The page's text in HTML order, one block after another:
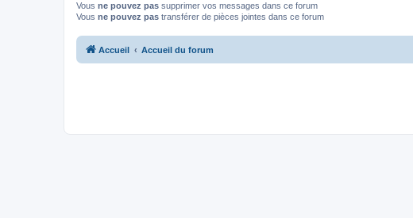
Vous ne pouvez pas supprimer vos messages dans ce forum
Vous ne pouvez pas transférer de pièces jointes dans ce forum
Accueil Accueil du forum